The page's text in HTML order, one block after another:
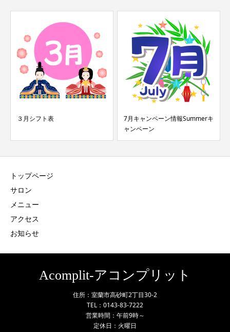
7月キャンペーン情報Summerキ
6月!夏の湿気に負けるな！縮毛
矯正キャンペーン
トップページ
サロン
メニュー
アクセス
お知らせ
Acomplit-アコンプリット
住所：室蘭市高砂町2丁目30-2
TEL：0143-83-7222
営業時間：午前9時～
定休日：火曜日